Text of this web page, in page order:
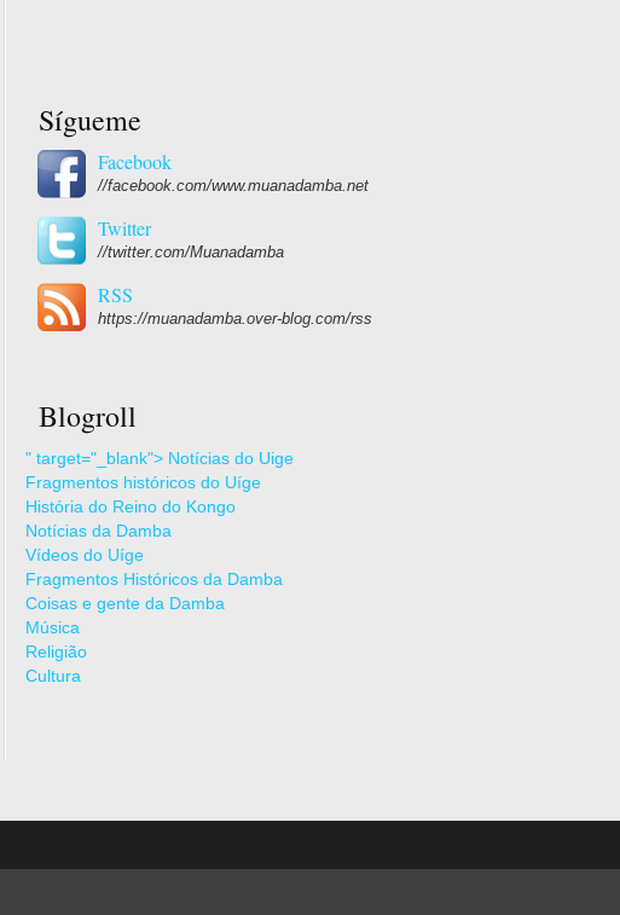
Sígueme
Facebook
//facebook.com/www.muanadamba.net
Twitter
//twitter.com/Muanadamba
RSS
https://muanadamba.over-blog.com/rss
Blogroll
" target="_blank"> Notícias do Uige
Fragmentos históricos do Uíge
História do Reino do Kongo
Notícias da Damba
Vídeos do Uíge
Fragmentos Históricos da Damba
Coisas e gente da Damba
Música
Religião
Cultura